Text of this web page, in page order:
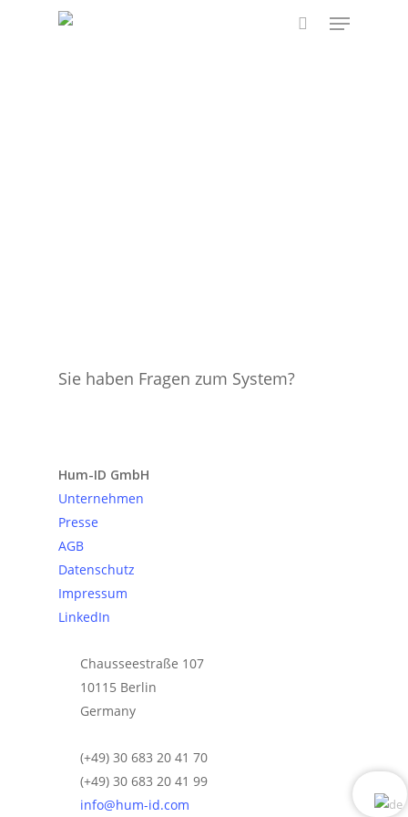
Menu
Sie haben Fragen zum System?
Hum-ID GmbH
Unternehmen
Presse
AGB
Datenschutz
Impressum
LinkedIn
Chausseestraße 107
10115 Berlin
Germany
(+49) 30 683 20 41 70
(+49) 30 683 20 41 99
info@hum-id.com